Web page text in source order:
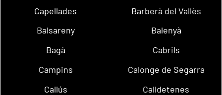
Capellades
Barberà del Vallès
Balsareny
Balenyà
Bagà
Cabrils
Campins
Calonge de Segarra
Callús
Calldetenes